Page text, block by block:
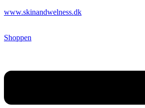
www.skinandwelness.dk
Shoppen